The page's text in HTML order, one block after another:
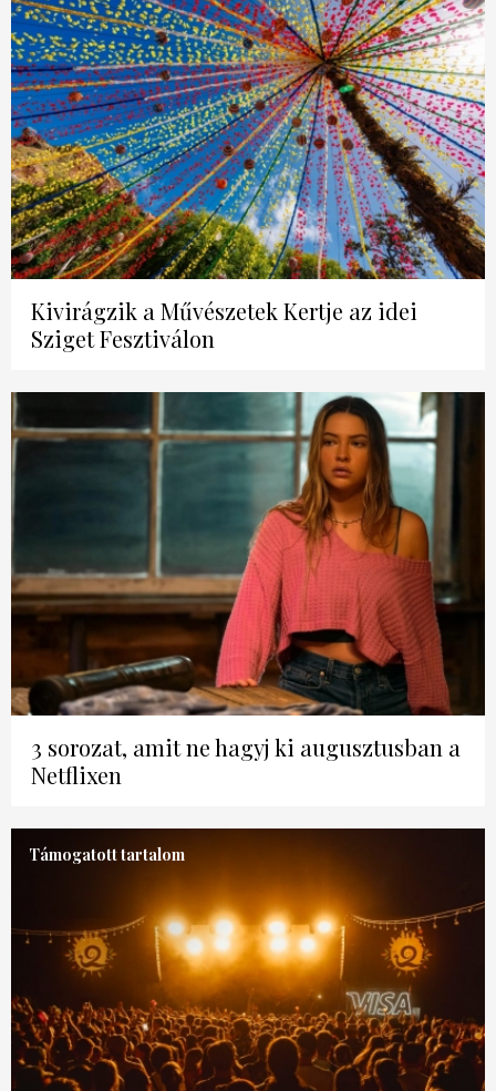
Kivirágzik a Művészetek Kertje az idei
Sziget Fesztiválon
3 sorozat, amit ne hagyj ki augusztusban a
Netflixen
Támogatott tartalom